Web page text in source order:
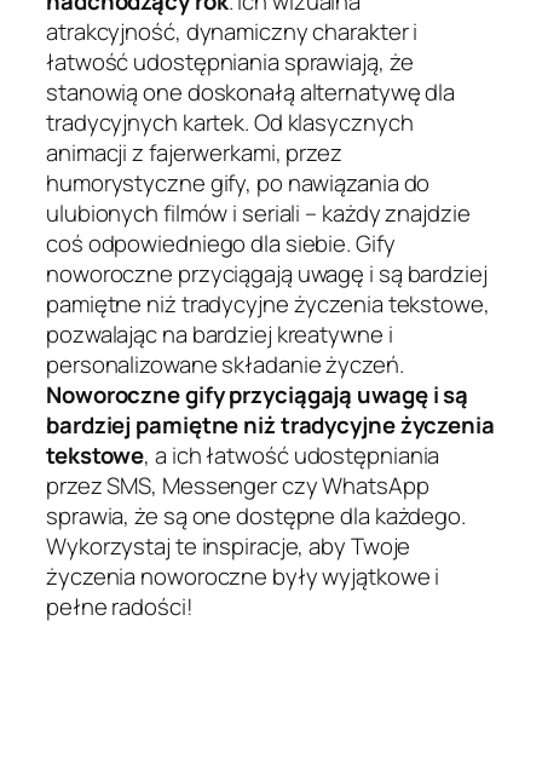
atrakcyjność, dynamiczny charakter i
łatwość udostępniania sprawiają, że
stanowią one doskonałą alternatywę dla
tradycyjnych kartek. Od klasycznych
animacji z fajerwerkami, przez
humorystyczne gify, po nawiązania do
ulubionych filmów i seriali – każdy znajdzie
coś odpowiedniego dla siebie. Gify
noworoczne przyciągają uwagę i są bardziej
pamiętne niż tradycyjne życzenia tekstowe,
pozwalając na bardziej kreatywne i
personalizowane składanie życzeń.
Noworoczne gify przyciągają uwagę i są
bardziej pamiętne niż tradycyjne życzenia
tekstowe, a ich łatwość udostępniania
przez SMS, Messenger czy WhatsApp
sprawia, że są one dostępne dla każdego.
Wykorzystaj te inspiracje, aby Twoje
życzenia noworoczne były wyjątkowe i
pełne radości!